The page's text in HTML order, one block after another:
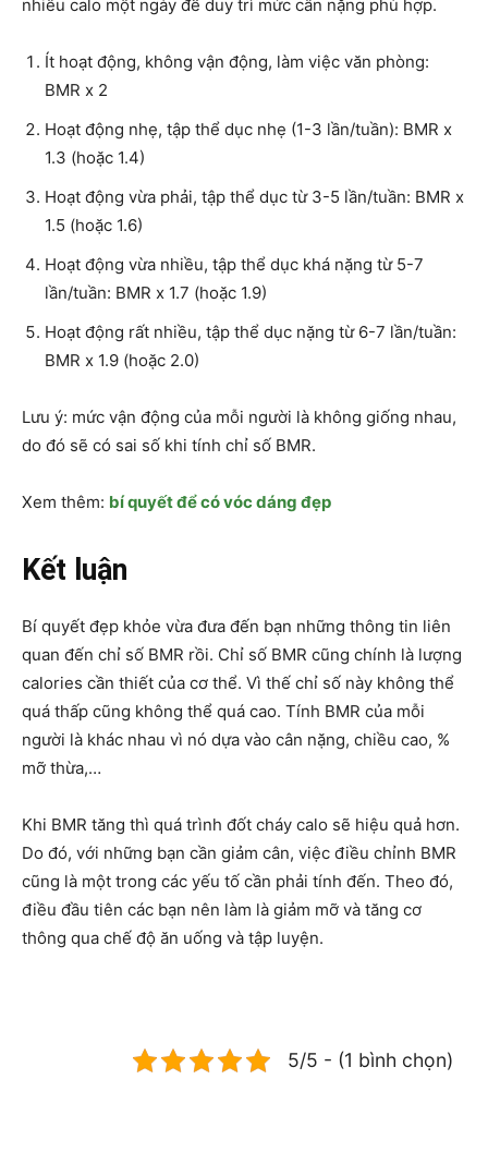
nhiêu calo một ngày để duy trì mức cân nặng phù hợp.
Ít hoạt động, không vận động, làm việc văn phòng:
BMR x 2
Hoạt động nhẹ, tập thể dục nhẹ (1-3 lần/tuần): BMR x
1.3 (hoặc 1.4)
Hoạt động vừa phải, tập thể dục từ 3-5 lần/tuần: BMR x
1.5 (hoặc 1.6)
Hoạt động vừa nhiều, tập thể dục khá nặng từ 5-7
lần/tuần: BMR x 1.7 (hoặc 1.9)
Hoạt động rất nhiều, tập thể dục nặng từ 6-7 lần/tuần:
BMR x 1.9 (hoặc 2.0)
Lưu ý: mức vận động của mỗi người là không giống nhau,
do đó sẽ có sai số khi tính chỉ số BMR.
Xem thêm: bí quyết để có vóc dáng đẹp
Kết luận
Bí quyết đẹp khỏe vừa đưa đến bạn những thông tin liên
quan đến chỉ số BMR rồi. Chỉ số BMR cũng chính là lượng
calories cần thiết của cơ thể. Vì thế chỉ số này không thể
quá thấp cũng không thể quá cao. Tính BMR của mỗi
người là khác nhau vì nó dựa vào cân nặng, chiều cao, %
mỡ thừa,…
Khi BMR tăng thì quá trình đốt cháy calo sẽ hiệu quả hơn.
Do đó, với những bạn cần giảm cân, việc điều chỉnh BMR
cũng là một trong các yếu tố cần phải tính đến. Theo đó,
điều đầu tiên các bạn nên làm là giảm mỡ và tăng cơ
thông qua chế độ ăn uống và tập luyện.
5/5 - (1 bình chọn)